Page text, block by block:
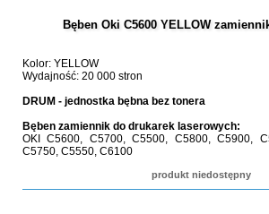
Bęben Oki C5600 YELLOW
Kolor: YELLOW
Wydajność: 20 000 stron
DRUM - jednostka bębna bez tonera
Bęben zamiennik do drukarek laserowych:
OKI C5600, C5700, C5500, C5800, C5900,
C5750, C5550, C6100
produkt niedostępny